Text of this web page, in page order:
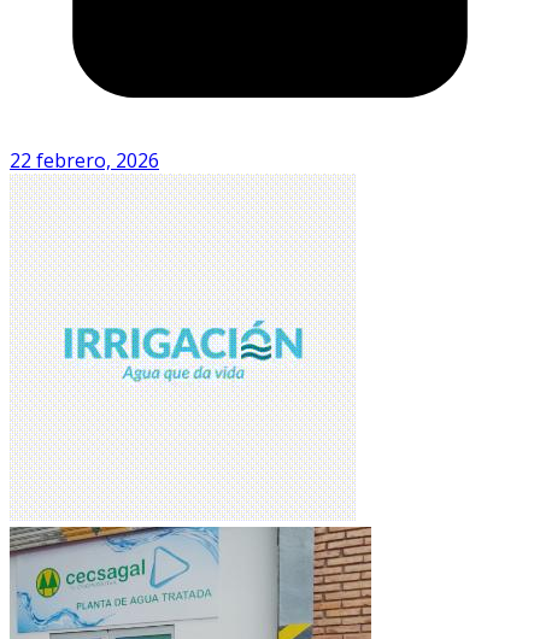
22 febrero, 2026